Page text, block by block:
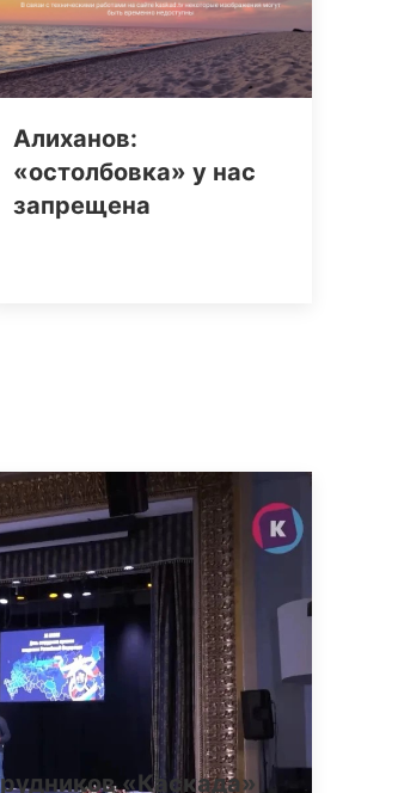
Алиханов:
«остолбовка» у нас
запрещена
«Каскада»